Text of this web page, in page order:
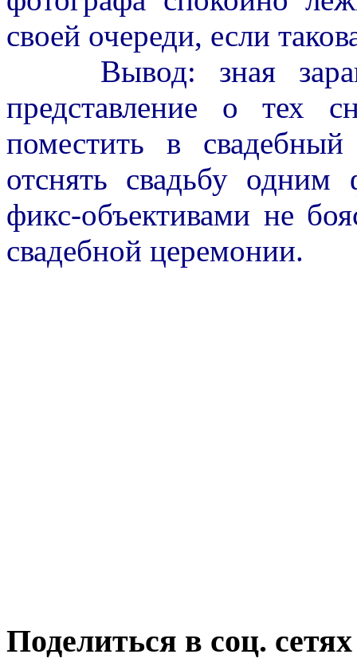
своей очереди, если
Вывод: зная
представление о тех
поместить в
отснять свадьбу одним
фикс-объективами не
свадебной церемонии.
Поделиться в соц. сетях